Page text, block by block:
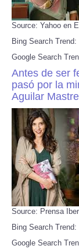
Source: Yahoo en
Bing Search Trend:
Google Search
Antes de ser
pasó por la
Aguilar
Source: Prensa
Bing Search Trend:
Google Search